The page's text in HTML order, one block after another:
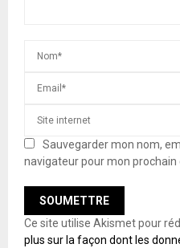
Sauvegarder mon nom,
navigateur pour mon prochain
Ce site utilise Akismet pour
plus sur la façon dont les